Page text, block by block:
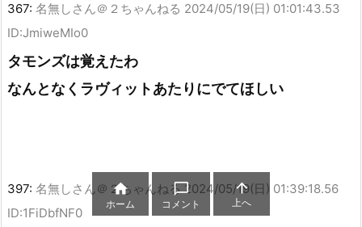
367: 名無しさん＠２ちゃんねる 2024/05/19(日) 01:01:43.53
ID:JmiweMIo0
タモンズは覚えたわ
なんとなくラヴィットあたりにでてほしい
397: 名無しさん＠２ちゃんねる 2024/05/19(日) 01:39:18.56
ID:1FiDbfNF0

ホーム

コメント

上へ